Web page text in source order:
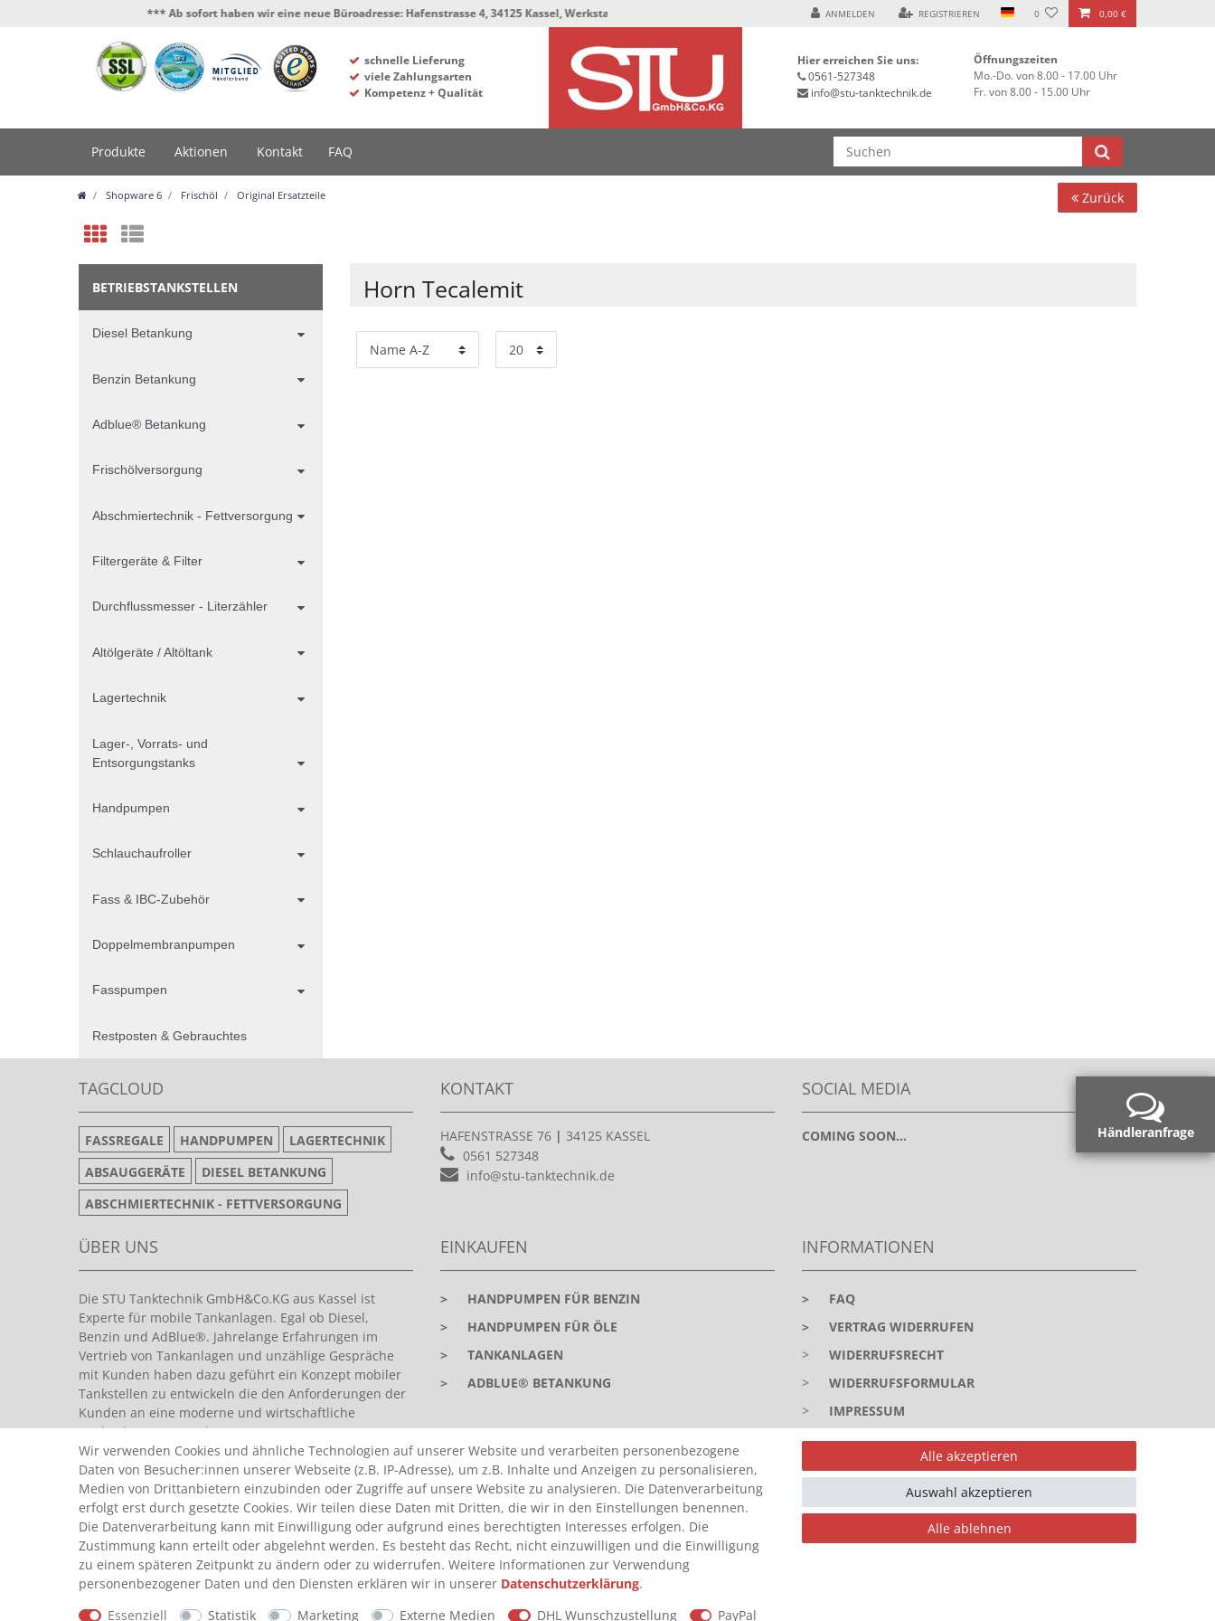
*** Ab sofort haben wir eine neue Büroadresse: Hafenstrasse 4, 34125 Kassel, Werkstatt und Lager bleiben in der Hafenstrasse 76, 34125 Kassel ***
ANMELDEN REGISTRIEREN 0 0,00 €
schnelle Lieferung
viele Zahlungsarten
Kompetenz + Qualität
Hier erreichen Sie uns:
0561-527348
info@stu-tanktechnik.de
Öffnungszeiten
Mo.-Do. von 8.00 - 17.00 Uhr
Fr. von 8.00 - 15.00 Uhr
Händleranfrage
Produkte Aktionen Kontakt FAQ
Shopware 6 Frischöl Original Ersatzteile Zurück
BETRIEBSTANKSTELLEN
Diesel Betankung
Benzin Betankung
Adblue® Betankung
Frischölversorgung
Abschmiertechnik - Fettversorgung
Filtergeräte & Filter
Durchflussmesser - Literzähler
Altölgeräte / Altöltank
Lagertechnik
Lager-, Vorrats- und
Entsorgungstanks
Handpumpen
Schlauchaufroller
Fass & IBC-Zubehör
Doppelmembranpumpen
Fasspumpen
Restposten & Gebrauchtes
Horn Tecalemit
TAGCLOUD
FASSREGALE HANDPUMPEN
LAGERTECHNIK
ABSAUGGERÄTE
DIESEL BETANKUNG
ABSCHMIERTECHNIK - FETTVERSORGUNG
KONTAKT
HAFENSTRASSE 76 | 34125 KASSEL
0561 527348
info@stu-tanktechnik.de
SOCIAL MEDIA
COMING SOON...
ÜBER UNS
Die STU Tanktechnik GmbH&Co.KG aus Kassel ist
Experte für mobile Tankanlagen. Egal ob Diesel,
Benzin und AdBlue®. Jahrelange Erfahrungen im
Vertrieb von Tankanlagen und unzählige Gespräche
mit Kunden haben dazu geführt ein Konzept mobiler
Tankstellen zu entwickeln die den Anforderungen der
Kunden an eine moderne und wirtschaftliche
Tankanlage entsprechen.
EINKAUFEN
>
HANDPUMPEN FÜR BENZIN
>
HANDPUMPEN FÜR ÖLE
>
TANKANLAGEN
>
ADBLUE® BETANKUNG
INFORMATIONEN
>
FAQ
>
VERTRAG WIDERRUFEN
>
WIDERRUFSRECHT
>
WIDERRUFSFORMULAR
>
IMPRESSUM
>
DATENSCHUTZERKLÄRUNG
>
AGB
© Copyright 2026 by STU Tanktechnik
Alle Rechte vorbehalten.
Wir verwenden Cookies und ähnliche Technologien auf unserer Website und verarbeiten personenbezogene
Daten von Besucher:innen unserer Webseite (z.B. IP-Adresse), um z.B. Inhalte und Anzeigen zu personalisieren,
Medien von Drittanbietern einzubinden oder Zugriffe auf unsere Website zu analysieren. Die Datenverarbeitung
erfolgt erst durch gesetzte Cookies. Wir teilen diese Daten mit Dritten, die wir in den Einstellungen benennen.
Die Datenverarbeitung kann mit Einwilligung oder aufgrund eines berechtigten Interesses erfolgen. Die
Zustimmung kann erteilt oder abgelehnt werden. Es besteht das Recht, nicht einzuwilligen und die Einwilligung
zu einem späteren Zeitpunkt zu ändern oder zu widerrufen. Weitere Informationen zur Verwendung
personenbezogener Daten und den Diensten erklären wir in unserer Daten­schutz­erklärung.
Essenziell
Statistik Marketing Externe Medien DHL Wunschzustellung PayPal
Alle akzeptieren
Alle ablehnen
Auswahl akzeptieren